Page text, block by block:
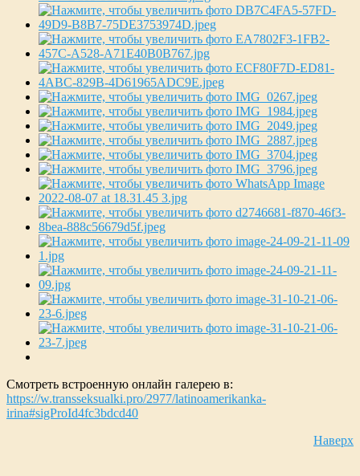
Смотреть встроенную онлайн галерею в:
https://w.transseksualki.pro/2977/latinoamerikanka-
irina#sigProId4fc3bdcd40
Наверх